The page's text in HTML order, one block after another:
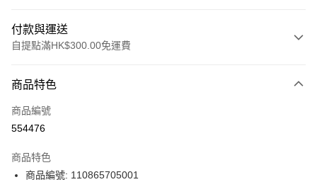
付款與運送
自提點滿HK$300.00免運費
信用卡
Apple Pay
PayMe
商品特色
商品編號
554476
商品特色
商品編號: 110865705001